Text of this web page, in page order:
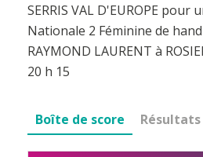
SERRIS VAL D'EUROPE pour
Nationale 2 Féminine de
RAYMOND LAURENT à
20 h 15
Boîte de score Résultats